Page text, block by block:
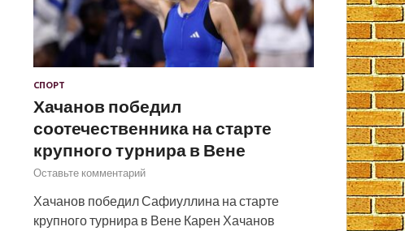
СПОРТ
Хачанов победил
соотечественника на старте
крупного турнира в Вене
Оставьте комментарий
Хачанов победил Сафиуллина на старте
крупного турнира в Вене Карен Хачанов